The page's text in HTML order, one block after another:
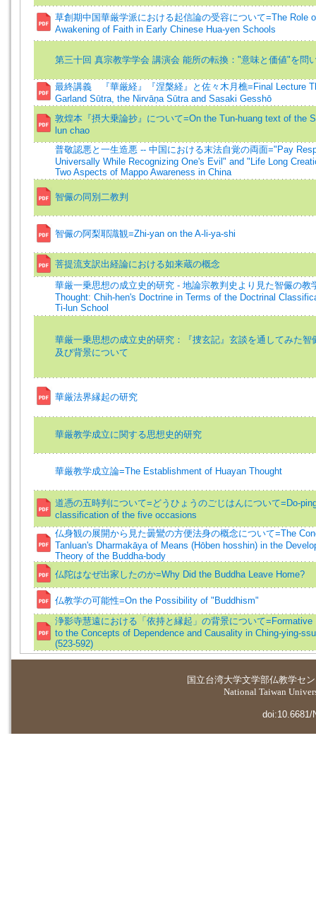
草創期中国華厳学派における起信論の受容について=The Role
Awakening of Faith in Early Chinese Hua-yen Schools
第三十回 真宗教学学会 講演会 能所の転換："意味と価値"を問
最終講義 『華厳経』『涅槃経』と佐々木月樵=Final Lecture
Garland Sūtra, the Nirvāṇa Sūtra and Sasaki Gesshō
敦煌本『摂大乗論抄』について=On the Tun-huang text of the
lun chao
普敬認悪と一生造悪 -- 中国における末法自覚の両面="Pay
Universally While Recognizing One's Evil" and "Life Long
Two Aspects of Mappo Awareness in China
智儼の同別二教判
智儼の阿梨耶識観=Zhi-yan on the A-li-ya-shi
菩提流支訳出経論における如来蔵の概念
華厳一乗思想の成立史的研究 - 地論宗教判史より見た智儼の教
Thought: Chih-hen's Doctrine in Terms of the Doctrinal
Ti-lun School
華厳一乗思想の成立史的研究：『捜玄記』玄談を通してみた智
及び背景について
華厳法界縁起の研究
華厳教学成立に関する思想史的研究
華厳教学成立論=The Establishment of Huayan Thought
道憑の五時判について=どうひょうのごじはんについて=Do-
classification of the five occasions
仏身観の展開から見た曇鸞の方便法身の概念について=The
Tanluan's Dharmakāya of Means (Hōben hosshin) in the
Theory of the Buddha-body
仏陀はなぜ出家したのか=Why Did the Buddha Leave Home?
仏教学の可能性=On the Possibility of "Buddhism"
浄影寺慧遠における「依持と縁起」の背景について=Formative
to the Concepts of Dependence and Causality in Ching-ying-
(523-592)
国立台湾大学文学部仏教学セ
National Taiwan
doi:10.6681/